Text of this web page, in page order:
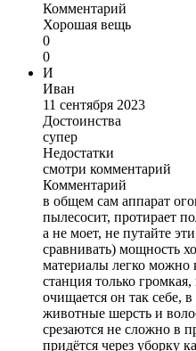
Комментарий
Хорошая вещь
0
0
И
Иван
11 сентября 2023
Достоинства
супер
Недостатки
смотри комментарий
Комментарий
в общем сам аппарат
пылесосит, протирает
а не моет, не путайте
сравнивать) мощность
материалы легко можно
станция только
очищается он так себе,
животные шерсть и
срезаются не сложно в
придётся через уборку